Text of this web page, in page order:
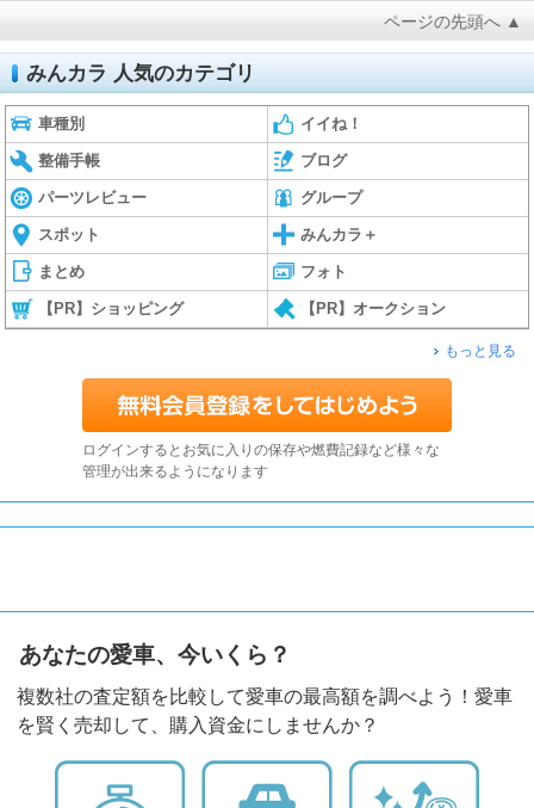
ページの先頭へ ▲
みんカラ 人気のカテゴリ
車種別 イイね！
整備手帳 ブログ
パーツレビュー グループ
スポット みんカラ＋
まとめ フォト
【PR】ショッピング 【PR】オークション
もっと見る
ログインするとお気に入りの保存や燃費記録など様々な
管理が出来るようになります
あなたの愛車、今いくら？
複数社の査定額を比較して愛車の最高額を調べよう！愛車
を賢く売却して、購入資金にしませんか？